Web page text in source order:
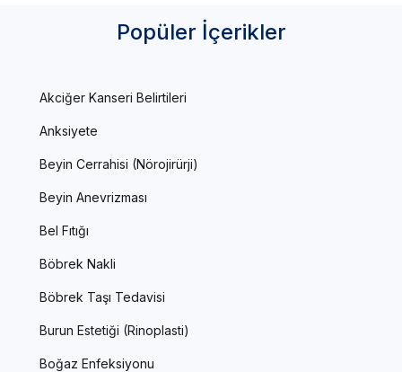
Popüler İçerikler
Akciğer Kanseri Belirtileri
Anksiyete
Beyin Cerrahisi (Nörojirürji)
Beyin Anevrizması
Bel Fıtığı
Böbrek Nakli
Böbrek Taşı Tedavisi
Burun Estetiği (Rinoplasti)
Boğaz Enfeksiyonu